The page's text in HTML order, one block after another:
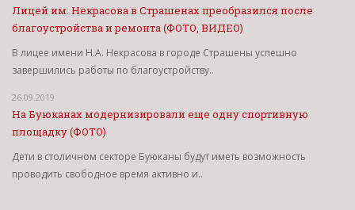
Лицей им. Некрасова в Страшенах преобразился после
благоустройства и ремонта (ФОТО, ВИДЕО)
В лицее имени Н.А. Некрасова в городе Страшены успешно
завершились работы по благоустройству..
26.09.2019
На Буюканах модернизировали еще одну спортивную
площадку (ФОТО)
Дети в столичном секторе Буюканы будут иметь возможность
проводить свободное время активно и..